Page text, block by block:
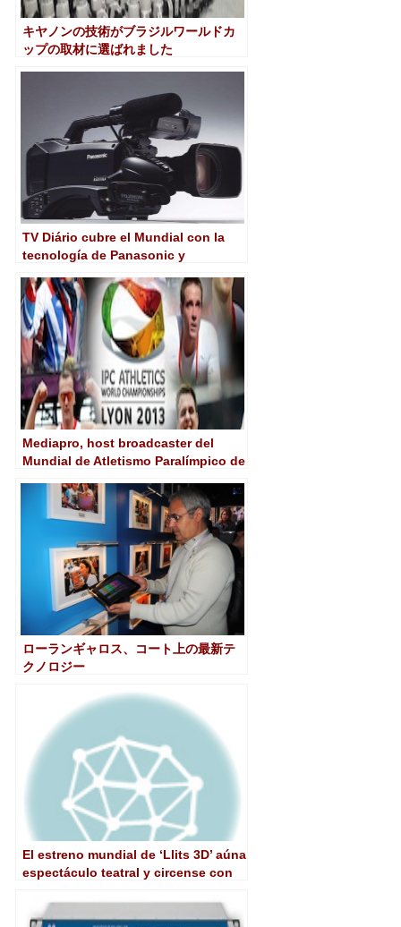
キヤノンの技術がブラジルワールドカ
ップの取材に選ばれました
TV Diário cubre el Mundial con la
tecnología de Panasonic y
Mediapro, host broadcaster del
Mundial de Atletismo Paralímpico de
ローランギャロス、コート上の最新テ
クノロジー
El estreno mundial de ‘Llits 3D’ aúna
espectáculo teatral y circense con